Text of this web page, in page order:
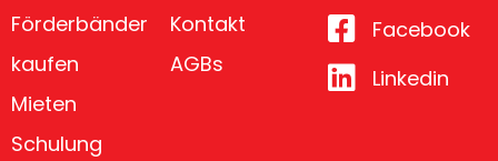
Förderbänder
kaufen
Mieten
Schulung
Kontakt
AGBs
Facebook
Linkedin